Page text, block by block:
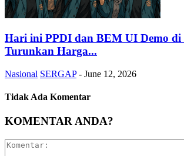
Hari ini PPDI dan BEM UI Demo
Turunkan Harga...
Nasional SERGAP - June 12, 2026
Tidak Ada Komentar
KOMENTAR ANDA?